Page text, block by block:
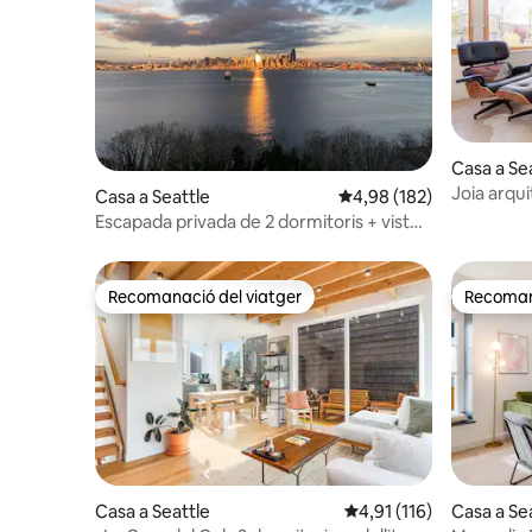
Casa a Seattle 4,98 de puntuació
4,98 (182)
Escapada privada de 2 dormitoris + vistes
Casa a
Joia
Recomanació del viatger
Recomanació del viatger
Casa a Seattle 4,91 de puntuació
4,91 (116)
Casa a